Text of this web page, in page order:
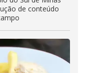
de conteúdo